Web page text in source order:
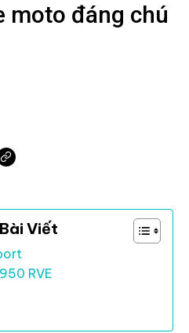
moto đáng chú
Viết
RVE